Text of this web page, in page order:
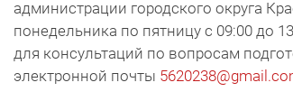
администрации городского округа
понедельника по пятницу с 09:00 до
для консультаций по вопросам
электронной почты